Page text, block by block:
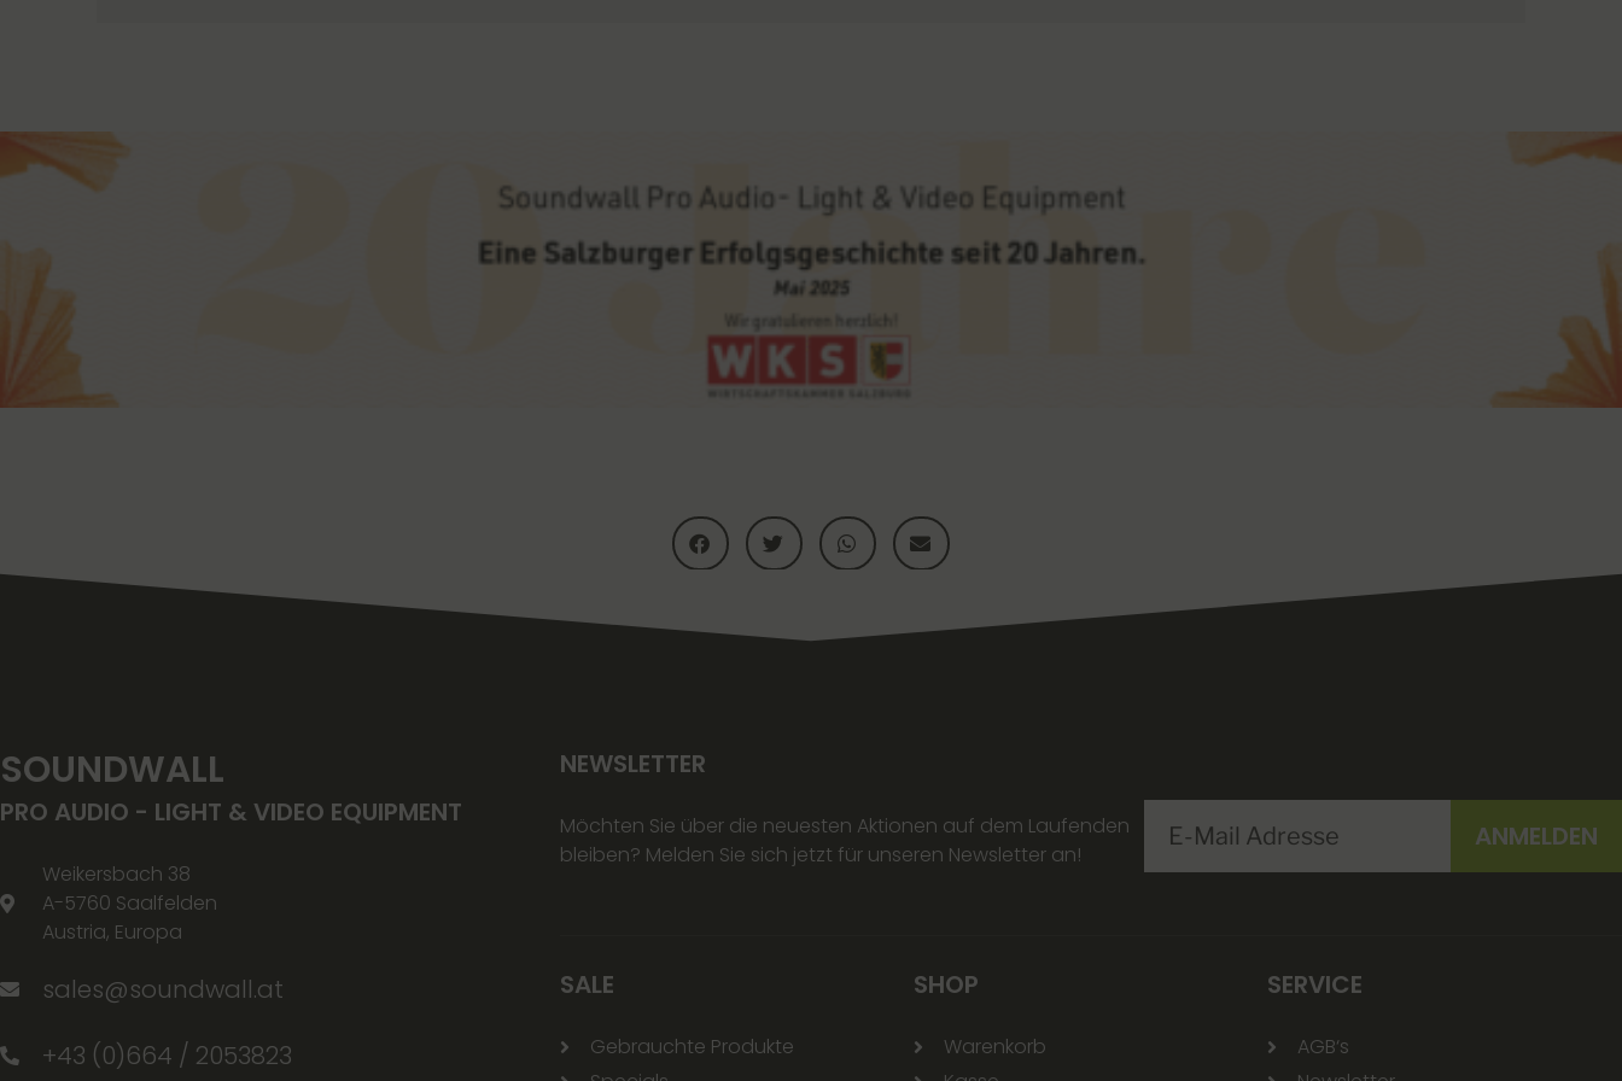
SOUNDWALL
PRO AUDIO - LIGHT & VIDEO EQUIPMENT
Weikersbach 38
A-5760 Saalfelden
Austria, Europa
sales@soundwall.at
+43 (0)664 / 2053823
NEWSLETTER
Möchten Sie über die neuesten Aktionen auf dem Laufenden
bleiben? Melden Sie sich jetzt für unseren Newsletter an!
SALE
Gebrauchte Produkte
SHOP
Warenkorb
SERVICE
AGB‘s